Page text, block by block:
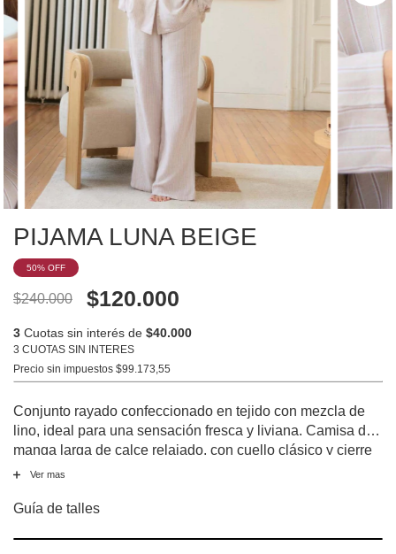
PIJAMA LUNA BEIGE
50% OFF
$240.000 $120.000
3 Cuotas sin interés de $40.000
3 CUOTAS SIN INTERES
Precio sin impuestos $99.173,55
Conjunto rayado confeccionado en tejido con mezcla de
lino, ideal para una sensación fresca y liviana. Camisa de
manga larga de calce relajado, con cuello clásico y cierre
frontal con botones, aportando un estilo cómodo y
cintura elástica que se adapta suavemente al cuerpo y
Ver mas
Guía de talles